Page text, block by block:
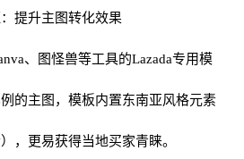
提升主图转化效果
、图怪兽等工具的Lazada专用模
的主图，模板内置东南亚风格元素
，更易获得当地买家青睐。